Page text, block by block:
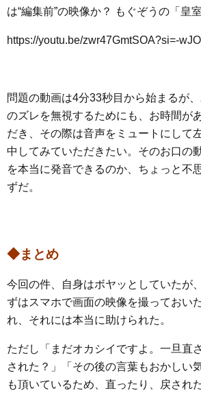
は“編集前”の映像か？ もぐぞうの「皇
https://youtu.be/zwr47GmtSOA?si=-
問題の動画は4分33秒目から始まるが
のズレを無視するためにも、お時間が
だき、その際は音声をミュートにして
中してみていただきたい。そのお口の
を本当に発音できるのか、ちょっと不
ずだ。
◆まとめ
今回の件、自身はボヤッとしていたが
ずはスマホで画面の映像を撮っておい
れ、それには本当に助けられた。
ただし「まだオカシイですよ。一旦直
された？」「その後の言葉もおかしい
も頂いているため、直ったり、戻され